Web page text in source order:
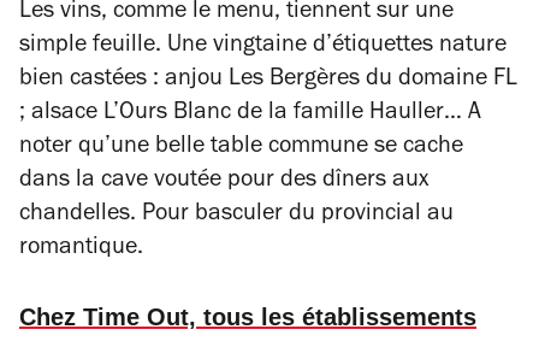
Les vins, comme le menu, tiennent sur une
simple feuille. Une vingtaine d’étiquettes nature
bien castées : anjou Les Bergères du domaine FL
; alsace L’Ours Blanc de la famille Hauller… A
noter qu’une belle table commune se cache
dans la cave voutée pour des dîners aux
chandelles. Pour basculer du provincial au
romantique.
Chez Time Out, tous les établissements